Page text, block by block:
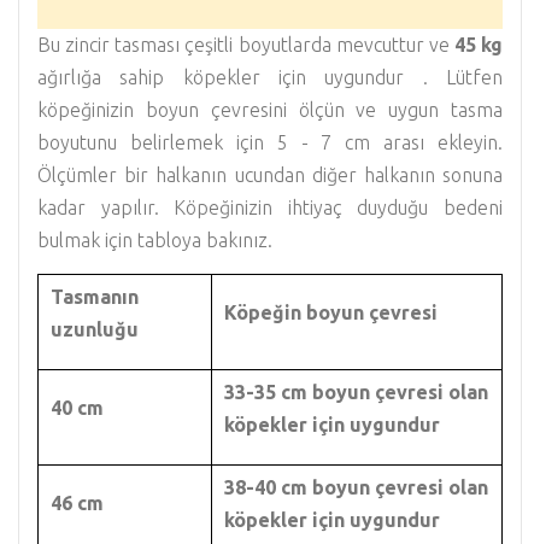
Bu zincir tasması çeşitli boyutlarda mevcuttur ve 45 kg
ağırlığa sahip köpekler için uygundur . Lütfen
köpeğinizin boyun çevresini ölçün ve uygun tasma
boyutunu belirlemek için 5 - 7 cm arası ekleyin.
Ölçümler bir halkanın ucundan diğer halkanın sonuna
kadar yapılır. Köpeğinizin ihtiyaç duyduğu bedeni
bulmak için tabloya bakınız.
Tasmanın
uzunluğu
Köpeğin boyun çevresi
40 cm
33-35 cm boyun çevresi olan
köpekler için uygundur
46 cm
38-40 cm boyun çevresi olan
köpekler için uygundur